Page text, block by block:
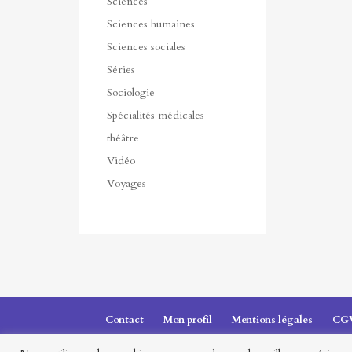
Sciences humaines
Sciences sociales
Séries
Sociologie
Spécialités médicales
théâtre
Vidéo
Voyages
Contact Mon profil Mentions légales